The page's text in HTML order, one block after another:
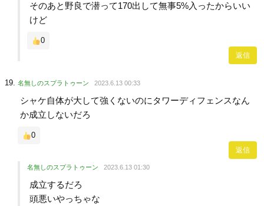
そのあと野良で潜って170出して無事5%入ったからいい
けど
0
返信
名無しのスプラトゥーン 2023.6.13 00:33
シャケ自体が大して強くないのにタワーディフェンスなん
か成立しないだろ
0
返信
名無しのスプラトゥーン 2023.6.13 01:30
成立するだろ
頭悪いやっちゃな